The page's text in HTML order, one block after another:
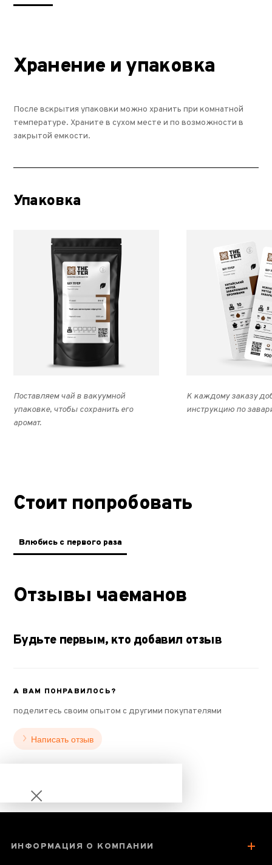
Хранение и упаковка
После вскрытия упаковки можно хранить при комнатной
температуре. Храните в сухом месте и по возможности в
закрытой емкости.
Упаковка
Поставляем чай в вакуумной
упаковке, чтобы сохранить его
аромат.
К каждому заказу
инструкцию по
Стоит попробовать
Влюбись с первого раза
Отзывы чаеманов
Будьте первым, кто добавил отзыв
А ВАМ ПОНРАВИЛОСЬ?
поделитесь своим опытом с другими покупателями
Написать отзыв
ИНФОРМАЦИЯ О КОМПАНИИ